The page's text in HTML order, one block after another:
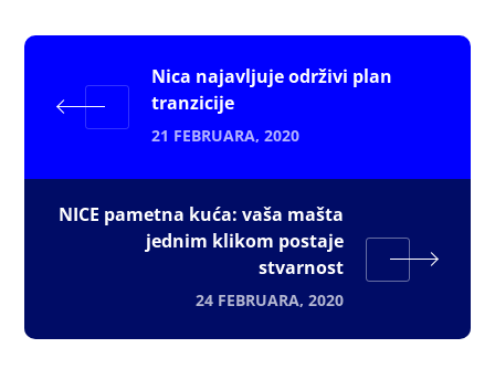
Nica najavljuje održivi plan
tranzicije
21 FEBRUARA, 2020
NICE pametna kuća: vaša mašta
jednim klikom postaje
stvarnost
24 FEBRUARA, 2020